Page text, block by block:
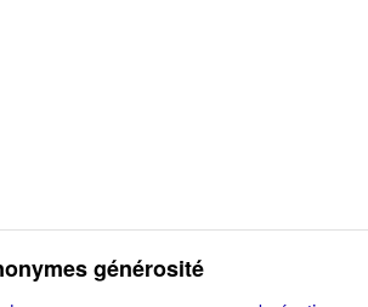
générosité